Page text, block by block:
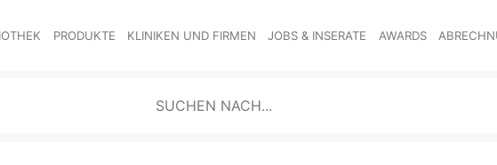
PRODUKTE KLINIKEN UND FIRMEN JOBS & INSERATE AWARDS